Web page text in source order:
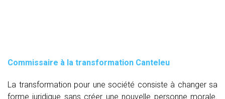
Commissaire à la transformation Canteleu
La transformation pour une société consiste à changer sa
forme juridique sans créer une nouvelle personne morale.